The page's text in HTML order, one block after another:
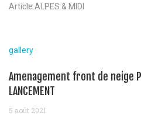
Article ALPES & MIDI
gallery
Amenagement front de neige
LANCEMENT
5 août 2021